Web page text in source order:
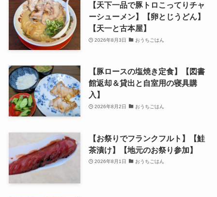
【天下一品で豚トロこってりチャ
ーシューメン】【卵とじうどん】
【天一と古本屋】
2026年8月3日 おうちごはん
【豚ロースの塩焼き定食】【図書
館返却＆貸出と自室用の寝具購
入】
2026年8月2日 おうちごはん
【お祭りでフランクフルト】【鮭
茶漬け】【地元のお祭り参加】
2026年8月1日 おうちごはん